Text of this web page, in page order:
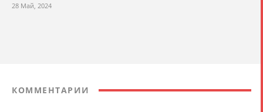
28 Май, 2024
КОММЕНТАРИИ